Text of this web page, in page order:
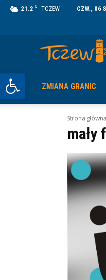
Otwórz pasek narzędzi
21.2 C TCZEW CZW., 06
ZMIANA GRANIC
Strona główna